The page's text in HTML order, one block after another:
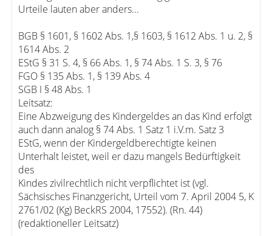
Urteile lauten aber anders...
BGB § 1601, § 1602 Abs. 1,§ 1603, § 1612 Abs. 1 u. 2, §
1614 Abs. 2
EStG § 31 S. 4, § 66 Abs. 1, § 74 Abs. 1 S. 3, § 76
FGO § 135 Abs. 1, § 139 Abs. 4
SGB I § 48 Abs. 1
Leitsatz:
Eine Abzweigung des Kindergeldes an das Kind erfolgt
auch dann analog § 74 Abs. 1 Satz 1 i.V.m. Satz 3
EStG, wenn der Kindergeldberechtigte keinen
Unterhalt leistet, weil er dazu mangels Bedürftigkeit
des
Kindes zivilrechtlich nicht verpflichtet ist (vgl.
Sächsisches Finanzgericht, Urteil vom 7. April 2004 5, K
2761/02 (Kg) BeckRS 2004, 17552). (Rn. 44)
(redaktioneller Leitsatz)